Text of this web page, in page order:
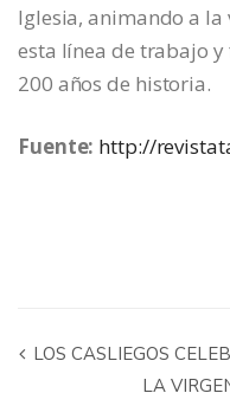
Iglesia, animando a
esta línea de trabajo
200 años de historia.
Fuente: http://
LOS CASLIEGOS
LA